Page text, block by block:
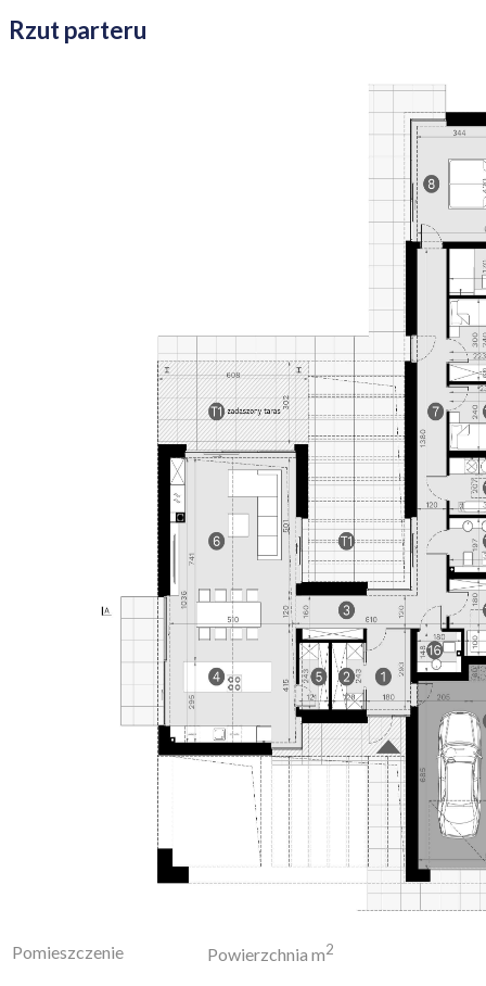
Rzut parteru
Pomieszczenie Powierzchnia m2